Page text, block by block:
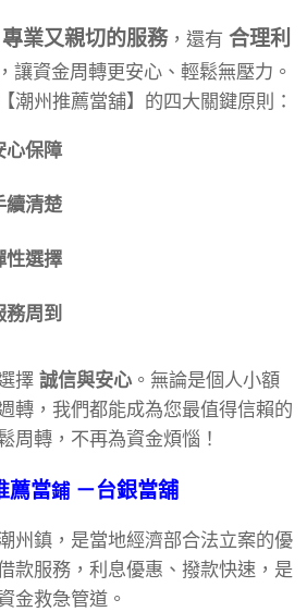
專業又親切的服務，還有 合理利
，讓資金周轉更安心、輕鬆無壓力。
潮州推薦當舖】的四大關鍵原則：
心保障
續清楚
性選擇
務周到
擇 誠信與安心。無論是個人小額
轉，我們都能成為您最值得信賴的
周轉，不再為資金煩惱！
薦當鋪 －台銀當舖
州鎮，是當地經濟部合法立案的優
款服務，利息優惠、撥款快速，是
金救急管道。